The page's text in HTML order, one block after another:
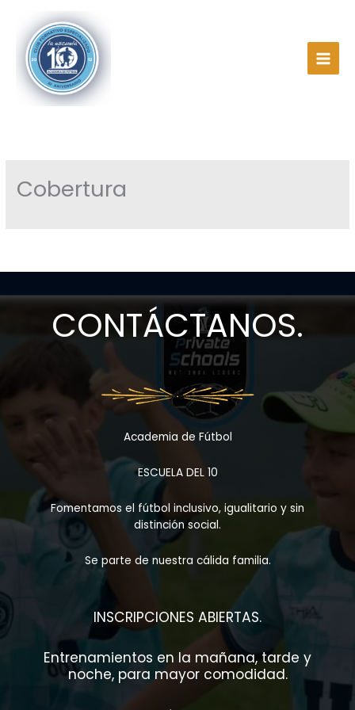
contenido
Cobertura
CONTÁCTANOS.
Academia de Fútbol
ESCUELA DEL 10
Fomentamos el fútbol inclusivo, igualitario y sin
distinción social.
Se parte de nuestra cálida familia.
INSCRIPCIONES ABIERTAS.
Entrenamientos en la mañana, tarde y
noche, para mayor comodidad.